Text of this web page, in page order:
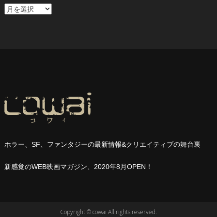
ア
ホラー、SF、ファンタジーの最新情報&クリエイティブの舞台裏
新感覚のWEB映画マガジン、2020年8月OPEN ！
Copyright © cowai All rights reserved.